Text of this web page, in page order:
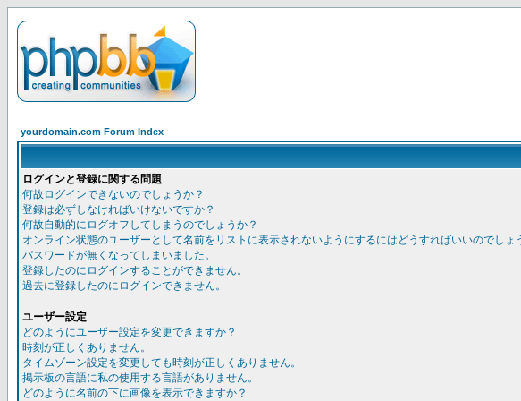
yourdomain.com Forum Index
ログインと登録に関する問題
何故ログインできないのでしょうか？
登録は必ずしなければいけないですか？
何故自動的にログオフしてしまうのでしょうか？
オンライン状態のユーザーとして名前をリストに表示されないようにするにはどうすればいいのでしょ
パスワードが無くなってしまいました。
登録したのにログインすることができません。
過去に登録したのにログインできません。
ユーザー設定
どのようにユーザー設定を変更できますか？
時刻が正しくありません。
タイムゾーン設定を変更しても時刻が正しくありません。
掲示板の言語に私の使用する言語がありません。
どのように名前の下に画像を表示できますか？